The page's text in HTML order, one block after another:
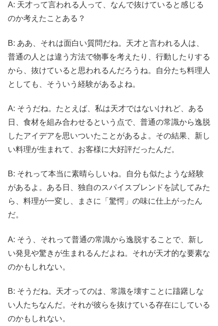
A: 天才って言われる人って、なんで抜けていると感じる
のか考えたことある？
B: ああ、それは面白い質問だね。天才と言われる人は、
普通の人とは違う方法で物事を考えたり、行動したりする
から、抜けていると思われるんだろうね。自分たち料理人
としても、そういう経験があるよね。
A: そうだね。たとえば、私は天才ではないけれど、ある
日、食材を組み合わせるという点で、普通の常識から逸脱
したアイデアを思いついたことがあるよ。その結果、新し
い料理が生まれて、お客様に大好評だったんだ。
B: それって本当に素晴らしいね。自分も似たような経験
があるよ。ある日、独自のスパイスブレンドを試してみた
ら、料理が一変し、まさに「驚愕」の味に仕上がったん
だ。
A: そう、それって普通の常識から逸脱することで、新し
い発見や驚きが生まれるんだよね。それが天才的な要素な
のかもしれない。
B: そうだね。天才ってのは、常識を壊すことに躊躇しな
い人たちなんだ。それが彼らを抜けている存在にしている
のかもしれない。